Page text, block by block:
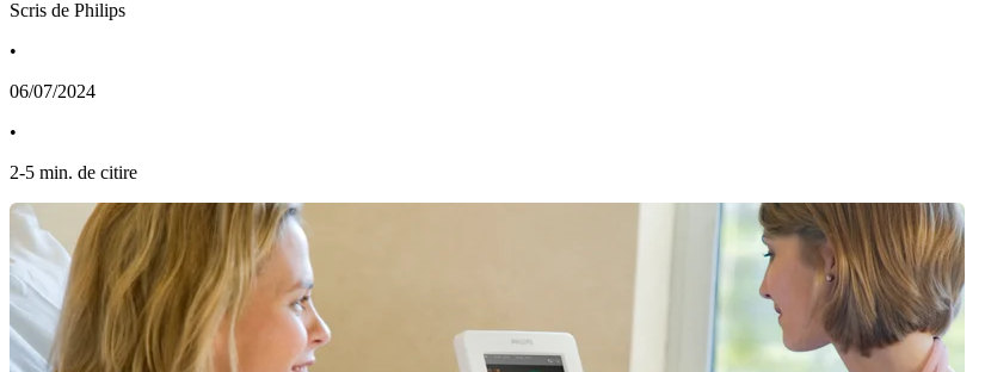
Scris de Philips
•
06/07/2024
•
2-5 min. de citire